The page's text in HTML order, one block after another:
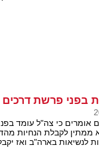
בפני פרשת
אומרים כי צה"ל עומד
ממתין לקבלת הנחיות
לנשיאות בארה"ב ואז